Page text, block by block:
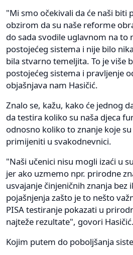
"Mi smo očekivali da će naši biti
obzirom da su naše reforme
do sada svodile uglavnom na to
postojećeg sistema i nije bilo
bila stvarno temeljita. To je više
postojećeg sistema i pravljenje
objašnjava nam Hasičić.
Znalo se, kažu, kako će jednog
da testira koliko su naša djeca
odnosno koliko to znanje koje
primijeniti u svakodnevnici.
"Naši učenici nisu mogli izaći u
jer ako uzmemo npr. prirodne
usvajanje činjeničnih znanja bez
pojašnjenja zašto je to nešto
PISA testiranje pokazati u
najteže rezultate", govori Hasičić.
Kojim putem do poboljšanja